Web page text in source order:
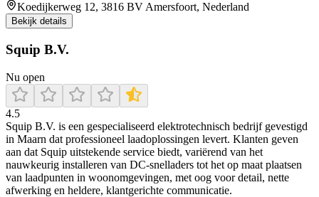
Koedijkerweg 12, 3816 BV Amersfoort, Nederland
Bekijk details
Squip B.V.
Nu open
4.5
Squip B.V. is een gespecialiseerd elektrotechnisch bedrijf gevestigd
in Maarn dat professioneel laadoplossingen levert. Klanten geven
aan dat Squip uitstekende service biedt, variërend van het
nauwkeurig installeren van DC‑snelladers tot het op maat plaatsen
van laadpunten in woonomgevingen, met oog voor detail, nette
afwerking en heldere, klantgerichte communicatie.